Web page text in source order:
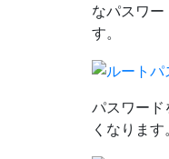
なパスワ
す。
パスワード
くなります。